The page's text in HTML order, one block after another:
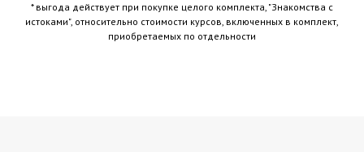
* выгода действует при покупке целого комплекта, "Знакомства с
истоками", относительно стоимости курсов, включенных в комплект,
приобретаемых по отдельности